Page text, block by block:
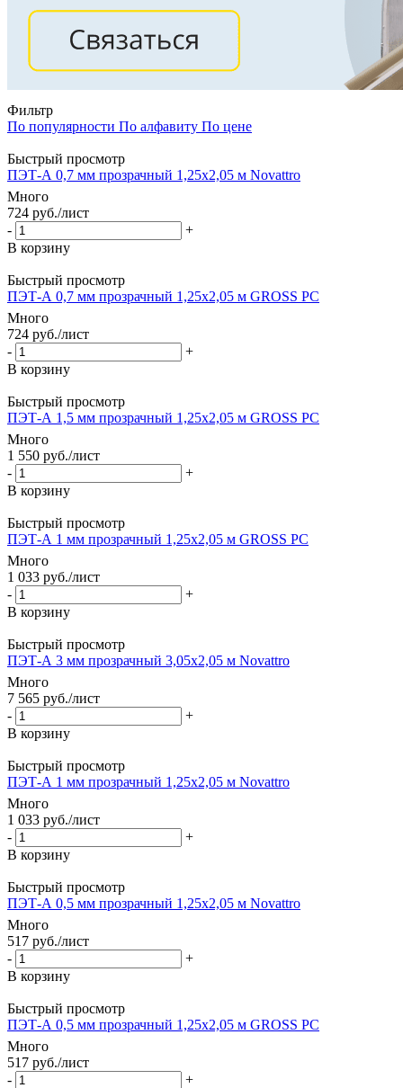
Фильтр
По популярности По алфавиту По цене
Быстрый просмотр
ПЭТ-А 0,7 мм прозрачный 1,25х2,05 м Novattro
Много
724 руб./лист
-
+
В корзину
Быстрый просмотр
ПЭТ-А 0,7 мм прозрачный 1,25х2,05 м GROSS PC
Много
724 руб./лист
-
+
В корзину
Быстрый просмотр
ПЭТ-А 1,5 мм прозрачный 1,25х2,05 м GROSS PC
Много
1 550 руб./лист
-
+
В корзину
Быстрый просмотр
ПЭТ-А 1 мм прозрачный 1,25х2,05 м GROSS PC
Много
1 033 руб./лист
-
+
В корзину
Быстрый просмотр
ПЭТ-А 3 мм прозрачный 3,05х2,05 м Novattro
Много
7 565 руб./лист
-
+
В корзину
Быстрый просмотр
ПЭТ-А 1 мм прозрачный 1,25х2,05 м Novattro
Много
1 033 руб./лист
-
+
В корзину
Быстрый просмотр
ПЭТ-А 0,5 мм прозрачный 1,25х2,05 м Novattro
Много
517 руб./лист
-
+
В корзину
Быстрый просмотр
ПЭТ-А 0,5 мм прозрачный 1,25х2,05 м GROSS PC
Много
517 руб./лист
-
+